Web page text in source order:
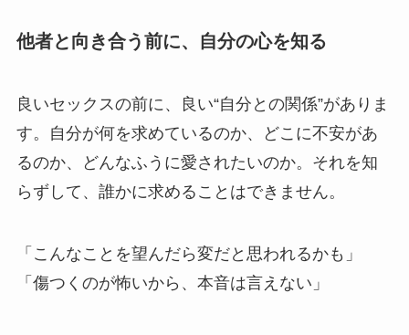
他者と向き合う前に、自分の心を知る
良いセックスの前に、良い“自分との関係”がありま
す。自分が何を求めているのか、どこに不安があ
るのか、どんなふうに愛されたいのか。それを知
らずして、誰かに求めることはできません。
「こんなことを望んだら変だと思われるかも」
「傷つくのが怖いから、本音は言えない」